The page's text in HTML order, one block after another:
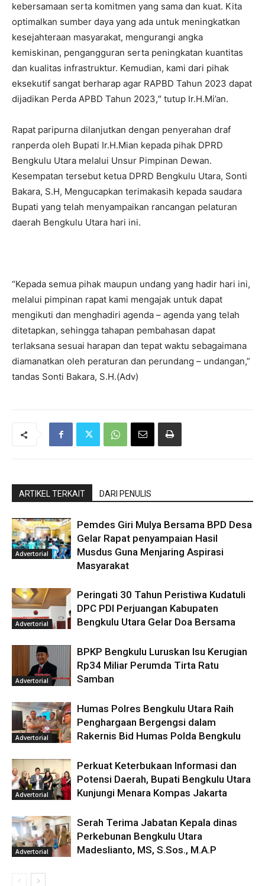
kebersamaan serta komitmen yang sama dan kuat. Kita
optimalkan sumber daya yang ada untuk meningkatkan
kesejahteraan masyarakat, mengurangi angka
kemiskinan, pengangguran serta peningkatan kuantitas
dan kualitas infrastruktur. Kemudian, kami dari pihak
eksekutif sangat berharap agar RAPBD Tahun 2023 dapat
dijadikan Perda APBD Tahun 2023,″ tutup Ir.H.Mi’an.
Rapat paripurna dilanjutkan dengan penyerahan draf
ranperda oleh Bupati Ir.H.Mian kepada pihak DPRD
Bengkulu Utara melalui Unsur Pimpinan Dewan.
Kesempatan tersebut ketua DPRD Bengkulu Utara, Sonti
Bakara, S.H, Mengucapkan terimakasih kepada saudara
Bupati yang telah menyampaikan rancangan pelaturan
daerah Bengkulu Utara hari ini.
“Kepada semua pihak maupun undang yang hadir hari ini,
melalui pimpinan rapat kami mengajak untuk dapat
mengikuti dan menghadiri agenda – agenda yang telah
ditetapkan, sehingga tahapan pembahasan dapat
terlaksana sesuai harapan dan tepat waktu sebagaimana
diamanatkan oleh peraturan dan perundang – undangan,”
tandas Sonti Bakara, S.H.(Adv)
ARTIKEL TERKAIT DARI PENULIS
Advertorial
Pemdes Giri Mulya Bersama BPD Desa
Gelar Rapat penyampaian Hasil
Musdus Guna Menjaring Aspirasi
Masyarakat
Advertorial
Peringati 30 Tahun Peristiwa Kudatuli
DPC PDI Perjuangan Kabupaten
Bengkulu Utara Gelar Doa Bersama
Advertorial
BPKP Bengkulu Luruskan Isu Kerugian
Rp34 Miliar Perumda Tirta Ratu
Samban
Advertorial
Humas Polres Bengkulu Utara Raih
Penghargaan Bergengsi dalam
Rakernis Bid Humas Polda Bengkulu
Advertorial
Perkuat Keterbukaan Informasi dan
Potensi Daerah, Bupati Bengkulu Utara
Kunjungi Menara Kompas Jakarta
Advertorial
Serah Terima Jabatan Kepala dinas
Perkebunan Bengkulu Utara
Madeslianto, MS, S.Sos., M.A.P